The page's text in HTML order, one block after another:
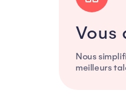
Vous
Nous
meilleurs